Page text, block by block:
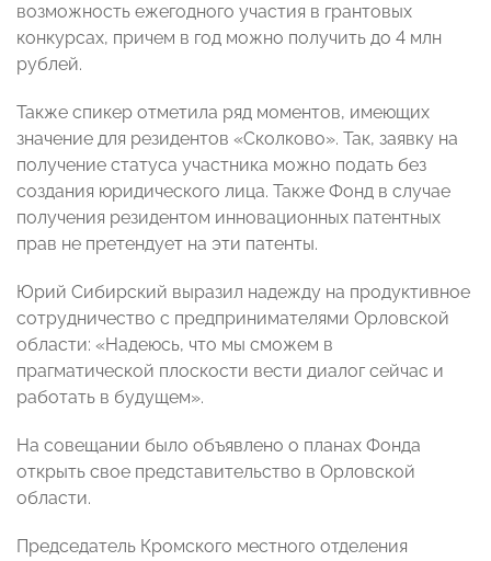
возможность ежегодного участия в грантовых
конкурсах, причем в год можно получить до 4 млн
рублей.
Также спикер отметила ряд моментов, имеющих
значение для резидентов «Сколково». Так, заявку на
получение статуса участника можно подать без
создания юридического лица. Также Фонд в случае
получения резидентом инновационных патентных
прав не претендует на эти патенты.
Юрий Сибирский выразил надежду на продуктивное
сотрудничество с предпринимателями Орловской
области: «Надеюсь, что мы сможем в
прагматической плоскости вести диалог сейчас и
работать в будущем».
На совещании было объявлено о планах Фонда
открыть свое представительство в Орловской
области.
Председатель Кромского местного отделения